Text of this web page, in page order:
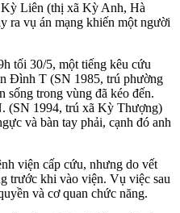
Liên (thị xã Kỳ Anh, Hà
ra vụ án mạng khiến một người
tối 30/5, một tiếng kêu cứu
Đình T (SN 1985, trú phường
trong vùng đã kéo đến.
(SN 1994, trú xã Kỳ Thượng)
và bàn tay phải, cạnh đó anh
viện cấp cứu, nhưng do vết
trước khi vào viện. Vụ việc sau
và cơ quan chức năng.